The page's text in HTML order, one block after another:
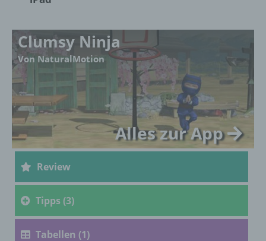
Clumsy Ninja
Von NaturalMotion
Alles zur App
Review
Tipps (3)
Tabellen (1)
Verarbeitung durch das Unionsrecht oder
beziehungsweise können die bestimmten
Kriterien seiner Benennung nach dem
Unionsrecht oder dem Recht der
Mitgliedstaaten vorgesehen werden.
h) Auftragsverarbeiter
Auftragsverarbeiter ist eine natürliche oder
juristische Person, Behörde, Einrichtung
oder andere Stelle, die personenbezogene
i) Empfänger